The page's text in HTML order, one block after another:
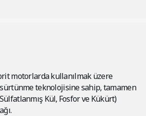
motorlarda kullanılmak üzere
teknolojisine sahip, tamamen
Kül, Fosfor ve Kükürt)